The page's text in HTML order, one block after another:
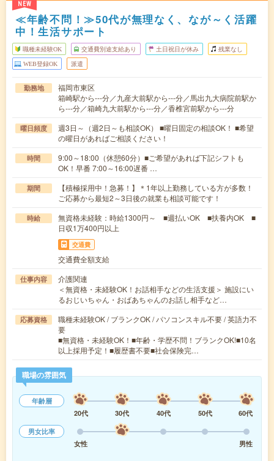
NEW
≪年齢不問！≫50代が無理なく、なが～く活躍
中！生活サポート
職種未経験OK 交通費別途支給あり 土日祝日が休み 残業なし
WEB登録OK 派遣
勤務地
福岡市東区
箱崎駅から---分／九産大前駅から---分／馬出九大病院前駅か
ら---分／箱崎九大前駅から---分／香椎宮前駅から---分
曜日頻度
週3日～（週2日～も相談OK） ■曜日固定の相談OK！ ■希望
の曜日があればご相談ください！
時間
9:00～18:00（休憩60分）■ご希望があれば下記シフトも
OK！早番 7:00～16:00遅番 …
期間
【積極採用中！急募！】＊1年以上勤務している方が多数！
ご応募から最短2～3日後の就業も相談可能です！
時給
無資格未経験：時給1300円～ ■週払いOK ■扶養内OK ■
日収1万400円以上
交通費
交通費全額支給
仕事内容
介護関連
＜無資格・未経験OK！お話相手などの生活支援＞ 施設にい
るおじいちゃん・おばあちゃんのお話し相手など…
応募資格
職種未経験OK / ブランクOK / パソコンスキル不要 / 英語力不
要
■無資格・未経験OK！■年齢・学歴不問！ブランクOK!■10名
以上採用予定！■履歴書不要■社会保険完…
職場の雰囲気
年齢層
20代
30代 40代 50代
60代
男女比率
女性
男性